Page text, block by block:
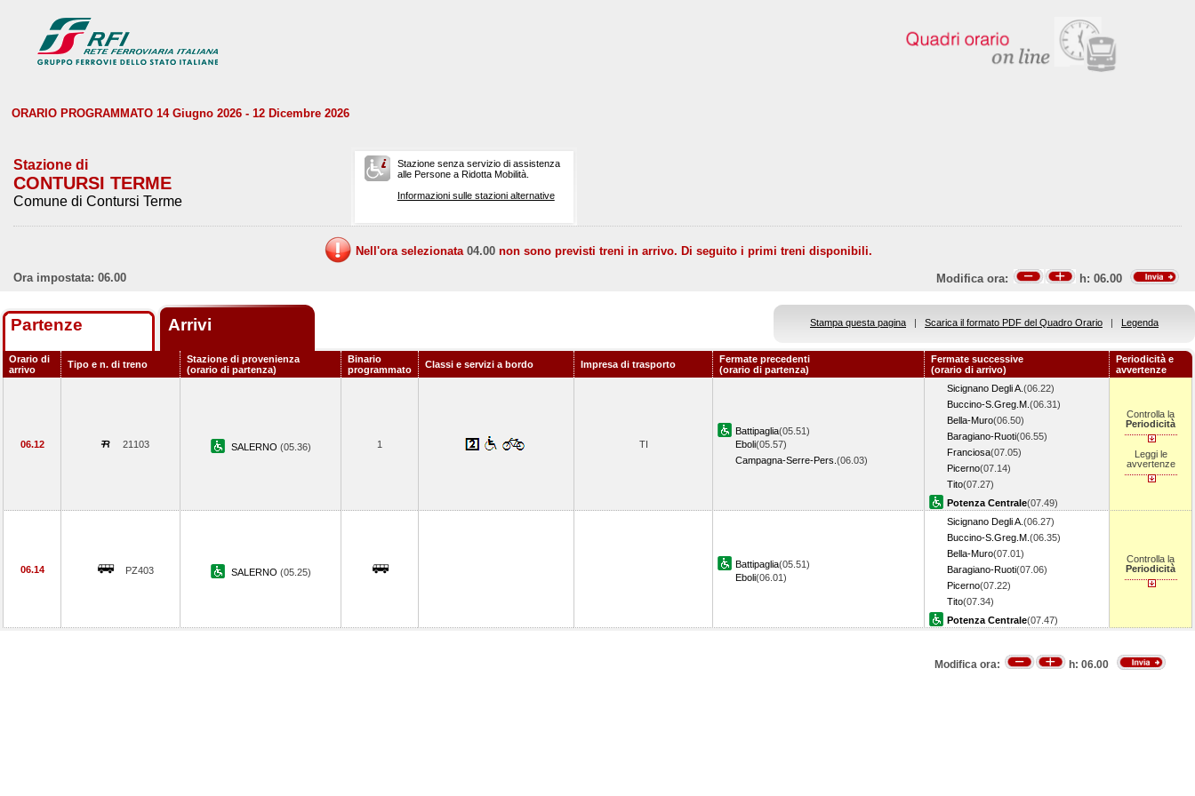
ORARIO PROGRAMMATO 14 Giugno 2026 - 12 Dicembre 2026
Stazione di
CONTURSI TERME
Comune di Contursi Terme
Stazione senza servizio di assistenza
alle Persone a Ridotta Mobilità.
Informazioni sulle stazioni alternative
Nell'ora selezionata 04.00 non sono previsti treni in arrivo. Di seguito i primi treni disponibili.
Ora impostata: 06.00
Modifica ora: h: 06.00
Partenze Arrivi Stampa questa pagina | Scarica il formato PDF del Quadro Orario | Legenda
Orario di
arrivo
Tipo e n. di treno
Stazione di provenienza
(orario di partenza)
Binario
programmato
Classi e servizi a bordo Impresa di trasporto
Fermate precedenti
(orario di partenza)
Fermate successive
(orario di arrivo)
Periodicità e
avvertenze
06.12 21103 SALERNO (05.36) 1 TI
Battipaglia(05.51)
Eboli(05.57)
Campagna-Serre-Pers. (06.03)
Sicignano Degli A. (06.22)
Buccino-S.Greg.M. (06.31)
Bella-Muro(06.50)
Baragiano-Ruoti(06.55)
Franciosa(07.05)
Picerno(07.14)
Tito(07.27)
Potenza Centrale(07.49)
Controlla la
Periodicità
Leggi le
avvertenze
06.14 PZ403 SALERNO (05.25)
Battipaglia(05.51)
Eboli(06.01)
Sicignano Degli A. (06.27)
Buccino-S.Greg.M. (06.35)
Bella-Muro(07.01)
Baragiano-Ruoti(07.06)
Picerno(07.22)
Tito(07.34)
Potenza Centrale(07.47)
Controlla la
Periodicità
Modifica ora: h: 06.00